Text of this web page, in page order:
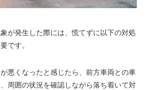
が発生した際には、慌てずに以下の対処
です。
悪くなったと感じたら、前方車両との車
周囲の状況を確認しながら落ち着いて対